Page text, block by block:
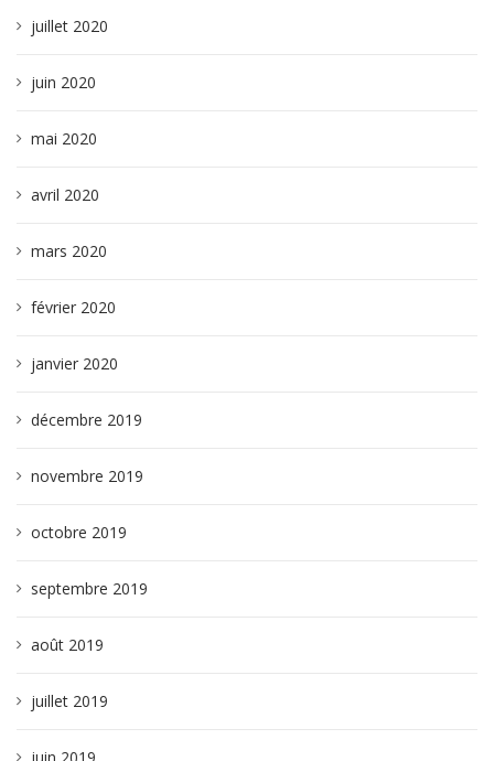
juillet 2020
juin 2020
mai 2020
avril 2020
mars 2020
février 2020
janvier 2020
décembre 2019
novembre 2019
octobre 2019
septembre 2019
août 2019
juillet 2019